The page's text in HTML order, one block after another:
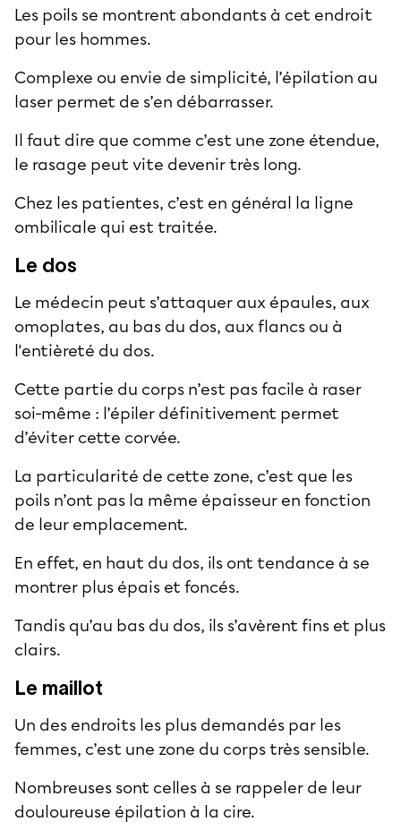
Les poils se montrent abondants à cet endroit
pour les hommes.
Complexe ou envie de simplicité, l’épilation au
laser permet de s’en débarrasser.
Il faut dire que comme c’est une zone étendue,
le rasage peut vite devenir très long.
Chez les patientes, c’est en général la ligne
ombilicale qui est traitée.
Le dos
Le médecin peut s’attaquer aux épaules, aux
omoplates, au bas du dos, aux flancs ou à
l'entièreté du dos.
Cette partie du corps n’est pas facile à raser
soi-même : l’épiler définitivement permet
d’éviter cette corvée.
La particularité de cette zone, c’est que les
poils n’ont pas la même épaisseur en fonction
de leur emplacement.
En effet, en haut du dos, ils ont tendance à se
montrer plus épais et foncés.
Tandis qu’au bas du dos, ils s’avèrent fins et plus
clairs.
Le maillot
Un des endroits les plus demandés par les
femmes, c’est une zone du corps très sensible.
Nombreuses sont celles à se rappeler de leur
douloureuse épilation à la cire.